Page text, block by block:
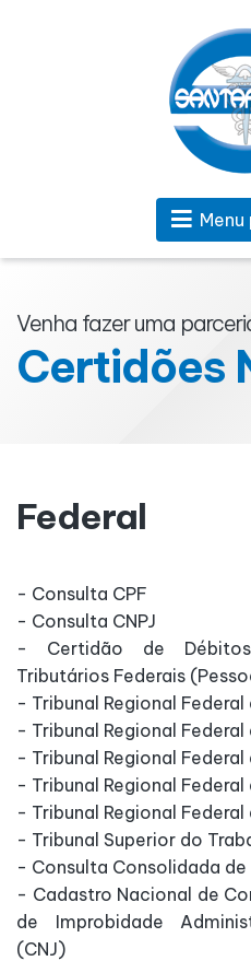
Menu
Venha fazer uma
Certidões
Federal
- Consulta CPF
- Consulta CNPJ
- Certidão de
Tributários Federais
- Tribunal Regional Federal
- Tribunal Regional Federal
- Tribunal Regional Federal
- Tribunal Regional Federal
- Tribunal Regional Federal
- Tribunal Superior do
- Consulta Consolidada
- Cadastro Nacional de
de Improbidade
(CNJ)